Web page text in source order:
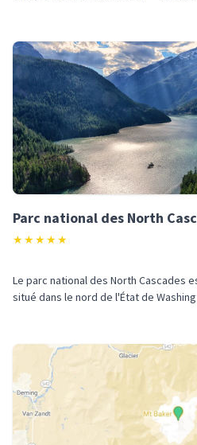
Parc national des North
★★★★★
Le parc national des North Cascades
situé dans le nord de l'État de